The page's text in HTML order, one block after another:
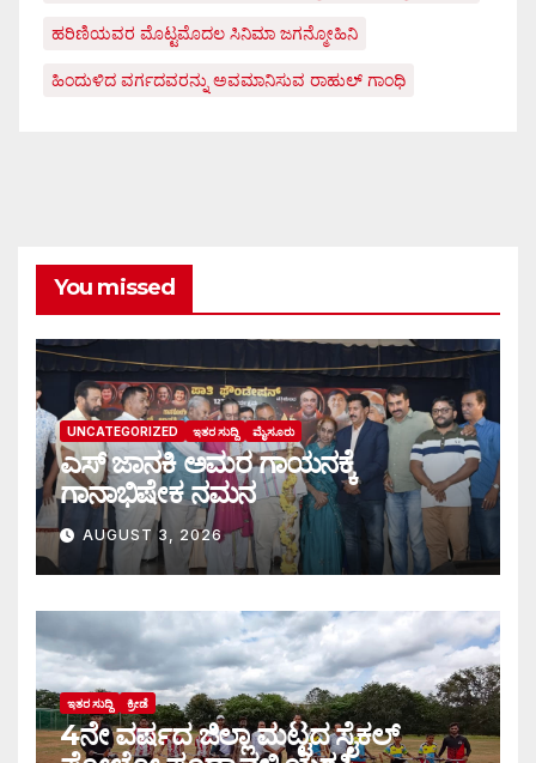
ಹರಿಣಿಯವರ ಮೊಟ್ಟಮೊದಲ ಸಿನಿಮಾ ಜಗನ್ಮೋಹಿನಿ
ಹಿಂದುಳಿದ ವರ್ಗದವರನ್ನು ಅವಮಾನಿಸುವ ರಾಹುಲ್ ಗಾಂಧಿ
You missed
UNCATEGORIZED ಇತರ ಸುದ್ದಿ ಮೈಸೂರು
ಎಸ್ ಜಾನಕಿ ಅಮರ ಗಾಯನಕ್ಕೆ
ಗಾನಾಭಿಷೇಕ ನಮನ
AUGUST 3, 2026
ಇತರ ಸುದ್ದಿ ಕ್ರೀಡೆ
4ನೇ ವರ್ಷದ ಜಿಲ್ಲಾ ಮಟ್ಟದ ಸೈಕಲ್